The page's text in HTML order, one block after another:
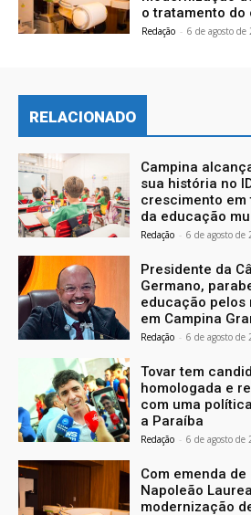
o tratamento do
Redação - 6 de agosto de
RELACIONADO
Campina
sua história no
crescimento
da educação
Redação - 6 de agosto de
Presidente da
Germano,
educação pelos
em Campina
Redação - 6 de agosto de
Tovar tem
homologada e
com uma
a Paraíba
Redação - 6 de agosto de
Com emenda
Napoleão
modernização